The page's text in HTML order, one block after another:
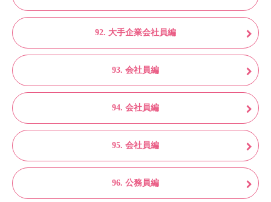
92. 大手企業会社員編
93. 会社員編
94. 会社員編
95. 会社員編
96. 公務員編